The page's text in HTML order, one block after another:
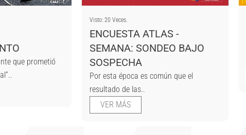
que prometió
Visto: 20 Veces.
ENCUESTA ATLAS -
SEMANA: SONDEO BAJO
SOSPECHA
Por esta época es común que el
resultado de las..
VER MÁS